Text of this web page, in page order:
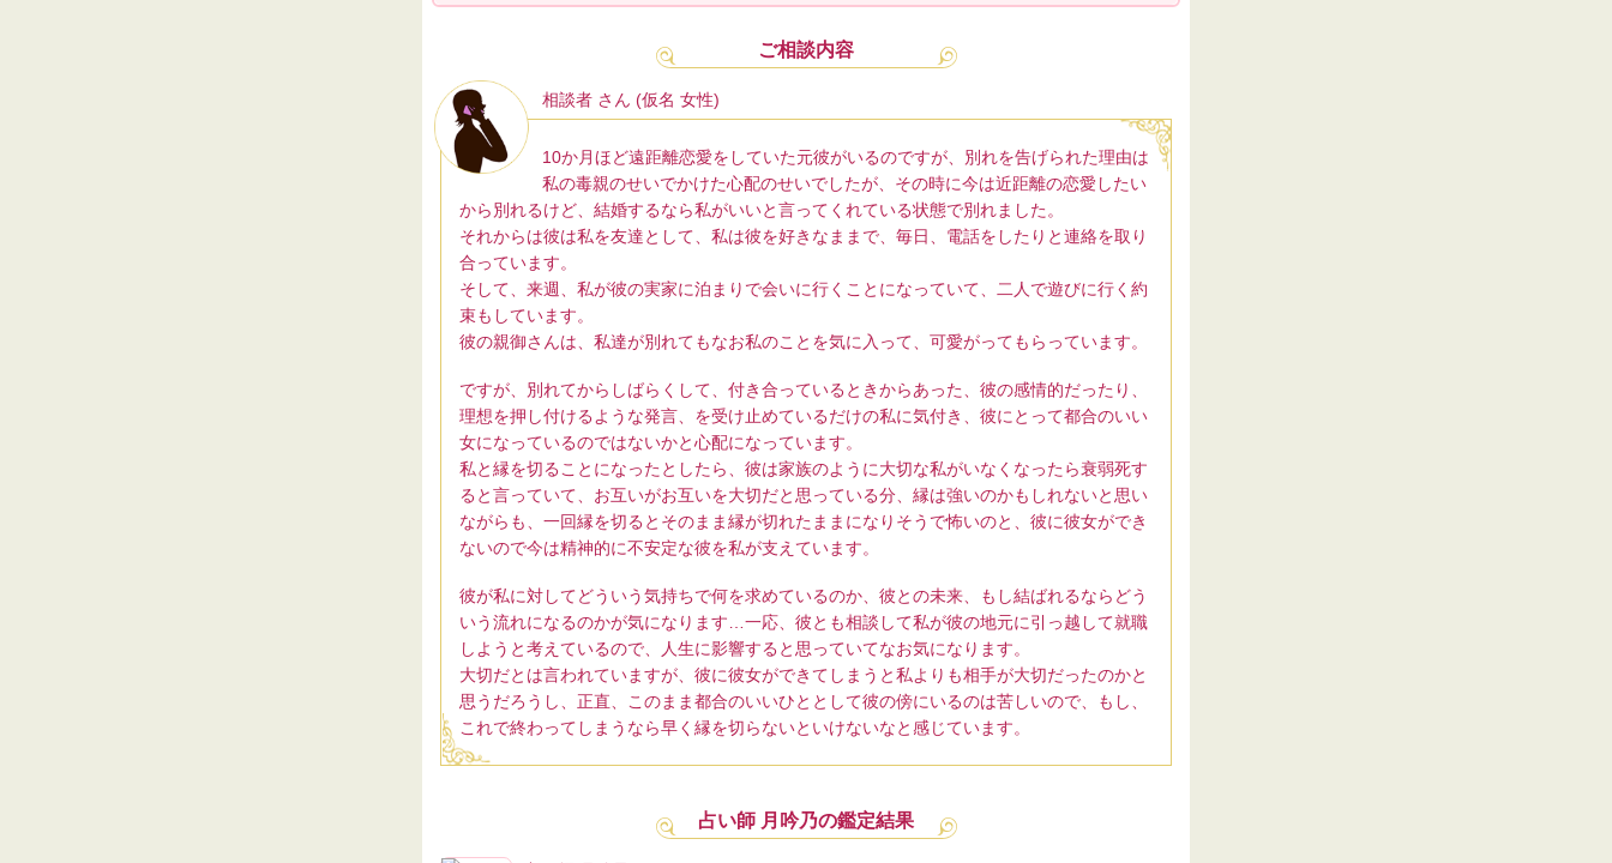
ご相談内容
相談者 さん (仮名 女性)
10か月ほど遠距離恋愛をしていた元彼がいるのですが、別れを告げられた理由は
私の毒親のせいでかけた心配のせいでしたが、その時に今は近距離の恋愛したい
から別れるけど、結婚するなら私がいいと言ってくれている状態で別れました。
それからは彼は私を友達として、私は彼を好きなままで、毎日、電話をしたりと連絡を取り
合っています。
そして、来週、私が彼の実家に泊まりで会いに行くことになっていて、二人で遊びに行く約
束もしています。
彼の親御さんは、私達が別れてもなお私のことを気に入って、可愛がってもらっています。
ですが、別れてからしばらくして、付き合っているときからあった、彼の感情的だったり、
理想を押し付けるような発言、を受け止めているだけの私に気付き、彼にとって都合のいい
女になっているのではないかと心配になっています。
私と縁を切ることになったとしたら、彼は家族のように大切な私がいなくなったら衰弱死す
ると言っていて、お互いがお互いを大切だと思っている分、縁は強いのかもしれないと思い
ながらも、一回縁を切るとそのまま縁が切れたままになりそうで怖いのと、彼に彼女ができ
ないので今は精神的に不安定な彼を私が支えています。
彼が私に対してどういう気持ちで何を求めているのか、彼との未来、もし結ばれるならどう
いう流れになるのかが気になります…一応、彼とも相談して私が彼の地元に引っ越して就職
しようと考えているので、人生に影響すると思っていてなお気になります。
大切だとは言われていますが、彼に彼女ができてしまうと私よりも相手が大切だったのかと
思うだろうし、正直、このまま都合のいいひととして彼の傍にいるのは苦しいので、もし、
これで終わってしまうなら早く縁を切らないといけないなと感じています。
占い師 月吟乃の鑑定結果